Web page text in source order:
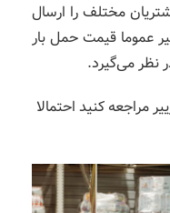
مختلف را ارسال
عموما قیمت حمل بار
نظر می‌گیرد.
مراجعه کنید احتمالا